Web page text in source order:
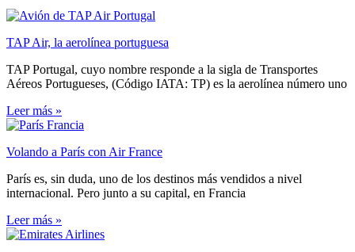
TAP Air, la aerolínea portuguesa
TAP Portugal, cuyo nombre responde a la sigla de Transportes
Aéreos Portugueses, (Código IATA: TP) es la aerolínea número uno
Leer más »
Volando a París con Air France
París es, sin duda, uno de los destinos más vendidos a nivel
internacional. Pero junto a su capital, en Francia
Leer más »